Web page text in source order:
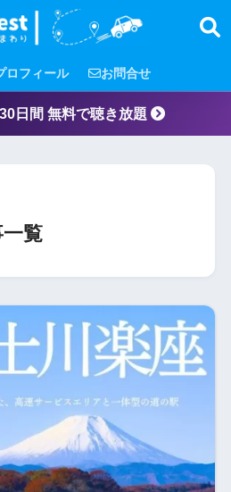
ロフィール お問合せ
日間 無料で聴き放題
一覧